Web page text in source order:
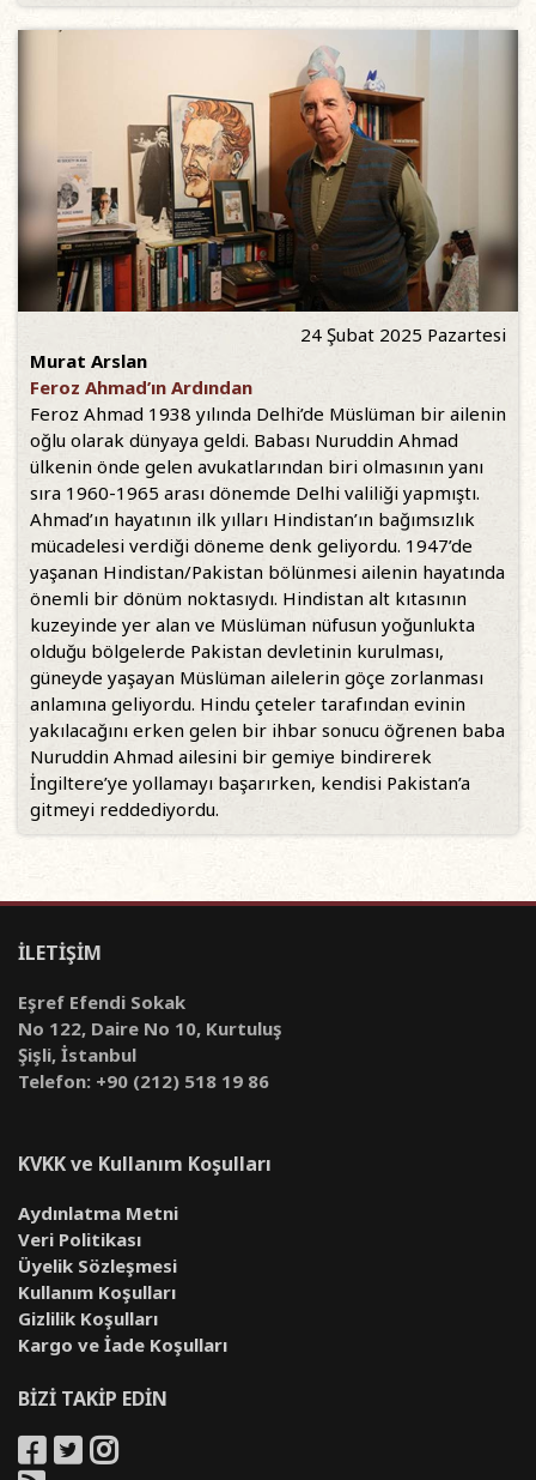
24 Şubat 2025 Pazartesi
Murat Arslan
Feroz Ahmad’ın Ardından
Feroz Ahmad 1938 yılında Delhi’de Müslüman bir ailenin
oğlu olarak dünyaya geldi. Babası Nuruddin Ahmad
ülkenin önde gelen avukatlarından biri olmasının yanı
sıra 1960-1965 arası dönemde Delhi valiliği yapmıştı.
Ahmad’ın hayatının ilk yılları Hindistan’ın bağımsızlık
mücadelesi verdiği döneme denk geliyordu. 1947’de
yaşanan Hindistan/Pakistan bölünmesi ailenin hayatında
önemli bir dönüm noktasıydı. Hindistan alt kıtasının
kuzeyinde yer alan ve Müslüman nüfusun yoğunlukta
olduğu bölgelerde Pakistan devletinin kurulması,
güneyde yaşayan Müslüman ailelerin göçe zorlanması
anlamına geliyordu. Hindu çeteler tarafından evinin
yakılacağını erken gelen bir ihbar sonucu öğrenen baba
Nuruddin Ahmad ailesini bir gemiye bindirerek
İngiltere’ye yollamayı başarırken, kendisi Pakistan’a
gitmeyi reddediyordu.
İLETİŞİM
Eşref Efendi Sokak
No 122, Daire No 10, Kurtuluş
Şişli, İstanbul
Telefon: +90 (212) 518 19 86
KVKK ve Kullanım Koşulları
Aydınlatma Metni
Veri Politikası
Üyelik Sözleşmesi
Kullanım Koşulları
Gizlilik Koşulları
Kargo ve İade Koşulları
BİZİ TAKİP EDİN